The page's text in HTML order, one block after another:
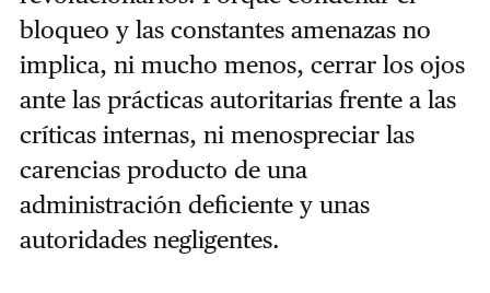
bloqueo y las constantes amenazas no
implica, ni mucho menos, cerrar los ojos
ante las prácticas autoritarias frente a las
críticas internas, ni menospreciar las
carencias producto de una
administración deficiente y unas
autoridades negligentes.